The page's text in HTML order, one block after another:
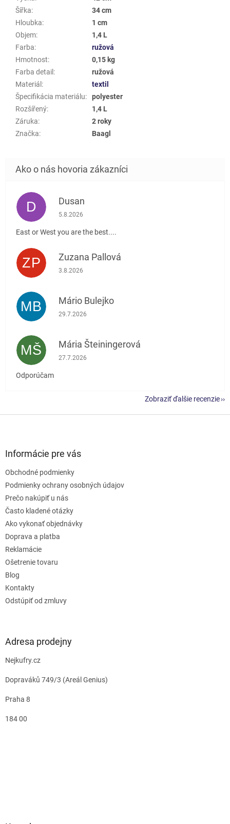
Šířka:
34 cm
Hloubka:
1 cm
Objem:
1,4 L
Farba:
ružová
Hmotnost:
0,15 kg
Farba detail :
ružová
Materiál :
textil
Špecifikácia materiálu:
polyester
Rozšířený:
1,4 L
Záruka:
2 roky
Značka: Baagl
D Dusan
Hodnotenie obchodu je 5 z 5 hviezdičiek.
5.8.2026
East or West you are the best....
ZP Zuzana Pallová
Hodnotenie obchodu je 5 z 5 hviezdičiek.
3.8.2026
MB Mário Bulejko
Hodnotenie obchodu je 5 z 5 hviezdičiek.
29.7.2026
MŠ Mária Šteiningerová
Hodnotenie obchodu je 5 z 5 hviezdičiek.
27.7.2026
Odporúčam
Zobraziť ďalšie recenzie
Informácie pre vás
Obchodné podmienky
Podmienky ochrany osobných údajov
Prečo nakúpiť u nás
Často kladené otázky
Ako vykonať objednávky
Doprava a platba
Reklamácie
Ošetrenie tovaru
Blog
Kontakty
Odstúpiť od zmluvy
Adresa prodejny
Nejkufry.cz
Dopraváků 749/3 (Areál Genius)
Praha 8
184 00